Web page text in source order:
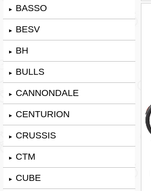
► BASSO
► BESV
► BH
► BULLS
► CANNONDALE
► CENTURION
► CRUSSIS
► CTM
► CUBE